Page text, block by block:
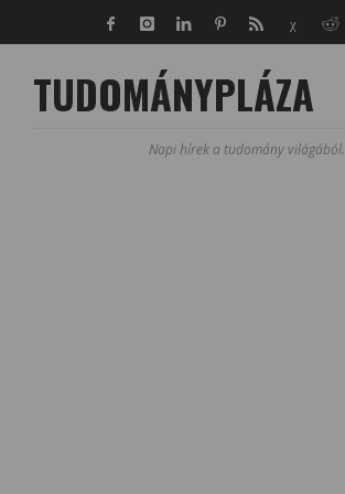
TUDOMÁNYPLÁZA
Napi hírek a tudomány világából.